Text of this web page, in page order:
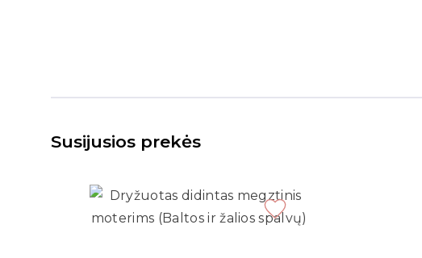
Susijusios prekės